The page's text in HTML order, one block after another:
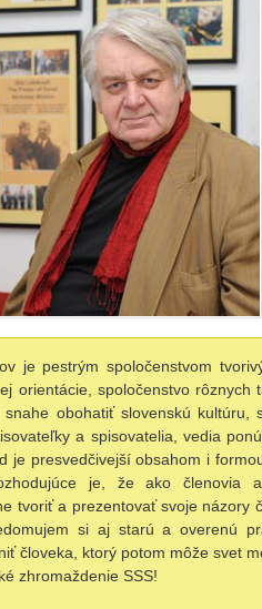
je pestrým spoločenstvom
orientácie, spoločenstvo rôznych
obohatiť slovenskú kultúru,
a spisovatelia, vedia
je presvedčivejší obsahom i
je, že ako členovia
tvoriť a prezentovať svoje názory
si aj starú a overenú
človeka, ktorý potom môže svet
zhromaždenie SSS!